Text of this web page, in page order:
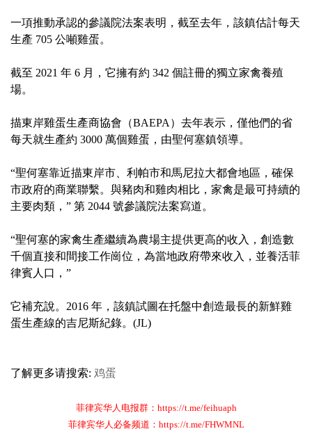
一項推動承認的參議院法案表明，截至去年，該鎮估計每天
生產 705 公噸雞蛋。
截至 2021 年 6 月，它擁有約 342 個註冊的獨立家禽養殖
場。
描東岸雞蛋生產商協會（BAEPA）去年表示，僅他們的省
每天就生產約 3000 萬個雞蛋，由聖何塞鎮領導。
“聖何塞靠近描東岸市、利帕市和馬尼拉大都會地區，確保
市政府的商業聯繫。與豬肉和雞肉相比，家禽是最可持續的
主要肉類，” 第 2044 號參議院法案寫道。
“聖何塞的家禽生產繼續為農場主提供更高的收入，創造數
千個直接和間接工作崗位，為當地政府帶來收入，並養活菲
律賓人口，”
它補充說。2016 年，該鎮試圖在托盤中創造最長的新鮮雞
蛋生產線的吉尼斯紀錄。(JL)
了解更多请搜索: 鸡蛋
菲律宾华人电报群：https://t.me/feihuaph
菲律宾华人必备频道：https://t.me/FHWMNL